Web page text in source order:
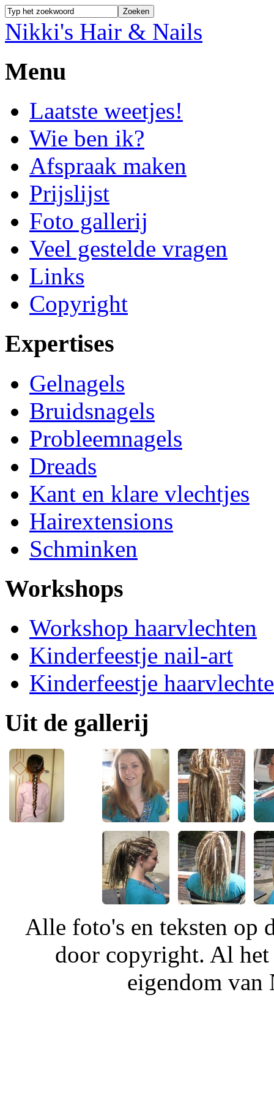
Nikki's Hair & Nails
Menu
Laatste weetjes!
Wie ben ik?
Afspraak maken
Prijslijst
Foto gallerij
Veel gestelde vragen
Links
Copyright
Expertises
Gelnagels
Bruidsnagels
Probleemnagels
Dreads
Kant en klare vlechtjes
Hairextensions
Schminken
Workshops
Workshop haarvlechten
Kinderfeestje nail-art
Kinderfeestje
Uit de gallerij
Alle foto's en teksten op
door copyright. Al het
eigendom